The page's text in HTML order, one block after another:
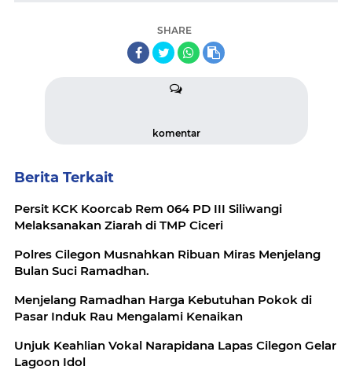
SHARE
komentar
Berita Terkait
Persit KCK Koorcab Rem 064 PD III Siliwangi
Melaksanakan Ziarah di TMP Ciceri
Polres Cilegon Musnahkan Ribuan Miras Menjelang
Bulan Suci Ramadhan.
Menjelang Ramadhan Harga Kebutuhan Pokok di
Pasar Induk Rau Mengalami Kenaikan
Unjuk Keahlian Vokal Narapidana Lapas Cilegon Gelar
Lagoon Idol